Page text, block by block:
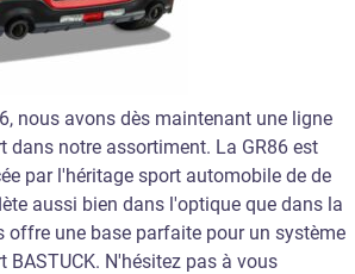
nous avons dès maintenant une ligne
dans notre assortiment. La GR86 est
par l'héritage sport automobile de de
aussi bien dans l'optique que dans la
offre une base parfaite pour un système
BASTUCK. N'hésitez pas à vous